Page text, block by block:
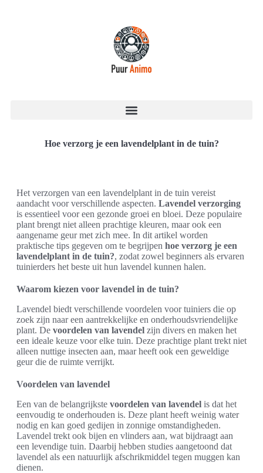
Hoe verzorg je een lavendelplant in de tuin?
Het verzorgen van een lavendelplant in de tuin vereist
aandacht voor verschillende aspecten. Lavendel verzorging
is essentieel voor een gezonde groei en bloei. Deze populaire
plant brengt niet alleen prachtige kleuren, maar ook een
aangename geur met zich mee. In dit artikel worden
praktische tips gegeven om te begrijpen hoe verzorg je een
lavendelplant in de tuin?, zodat zowel beginners als ervaren
tuinierders het beste uit hun lavendel kunnen halen.
Waarom kiezen voor lavendel in de tuin?
Lavendel biedt verschillende voordelen voor tuiniers die op
zoek zijn naar een aantrekkelijke en onderhoudsvriendelijke
plant. De voordelen van lavendel zijn divers en maken het
een ideale keuze voor elke tuin. Deze prachtige plant trekt niet
alleen nuttige insecten aan, maar heeft ook een geweldige
geur die de ruimte verrijkt.
Voordelen van lavendel
Een van de belangrijkste voordelen van lavendel is dat het
eenvoudig te onderhouden is. Deze plant heeft weinig water
nodig en kan goed gedijen in zonnige omstandigheden.
Lavendel trekt ook bijen en vlinders aan, wat bijdraagt aan
een levendige tuin. Daarbij hebben studies aangetoond dat
lavendel als een natuurlijk afschrikmiddel tegen muggen kan
dienen.